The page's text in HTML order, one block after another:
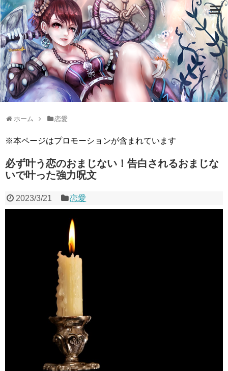
ホーム 恋愛
※本ページはプロモーションが含まれています
必ず叶う恋のおまじない！告白されるおまじな
いで叶った強力呪文
2023/3/21 恋愛